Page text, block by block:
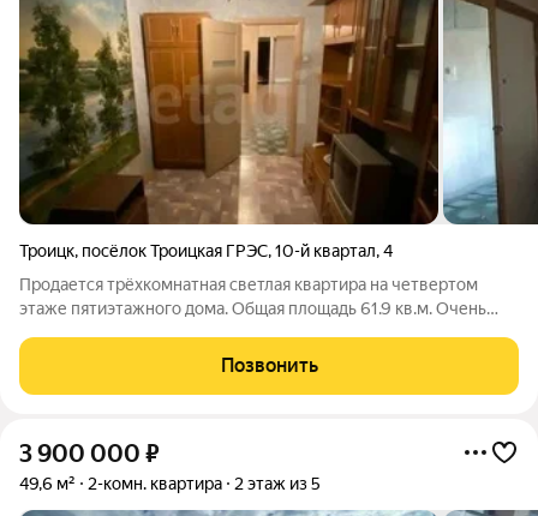
Троицк, посёлок Троицкая ГРЭС,10-й квартал,4
Продается трёхкомнатная светлая квартира на четвертом
этаже пятиэтажного дома. Общая площадь 61.9 кв.м. Очень
раздельный. Квартира требует ремонта, большой плюс в этом,
что Вам не нужно будет
Позвонить
3 900 000 ₽
49,6 м² 2-комн. квартира 2 этаж из 5